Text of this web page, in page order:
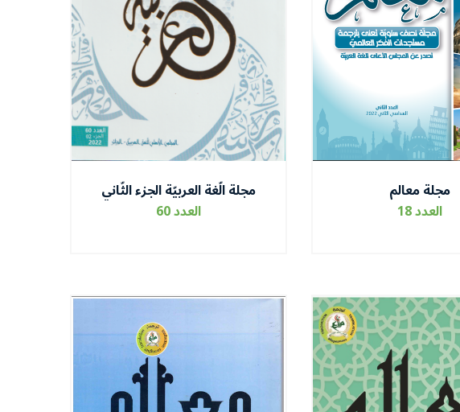
مجلة معالم
العدد 18
مجلة الّغة العربيّة الجزء الثّاني
العدد 60